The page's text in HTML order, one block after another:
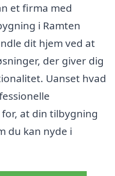
et firma med
i Ramten
dit hjem ved at
der giver dig
Uanset hvad
at din tilbygning
du kan nyde i